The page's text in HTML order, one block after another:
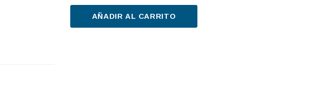
AÑADIR AL CARRITO